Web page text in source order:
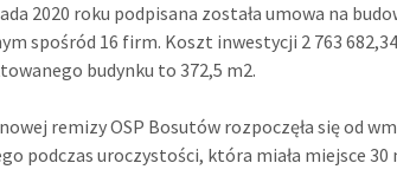
2020 roku podpisana została umowa na
spośród 16 firm. Koszt inwestycji 2 763
budynku to 372,5 m2.
remizy OSP Bosutów rozpoczęła się od
podczas uroczystości, która miała miejsce 30